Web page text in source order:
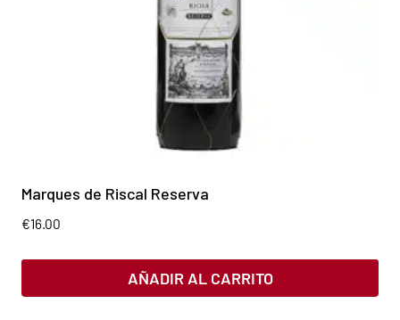
Marques de Riscal Reserva
€16.00
AÑADIR AL CARRITO